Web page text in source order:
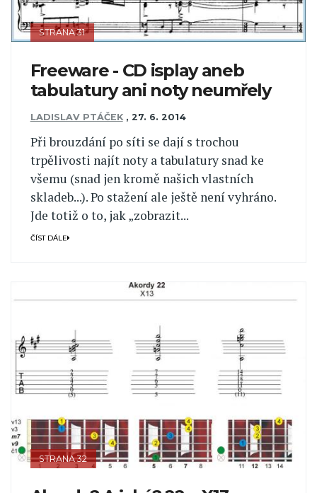
STRANA 31
Freeware - CD isplay aneb
tabulatury ani noty neumřely
LADISLAV PTÁČEK , 27. 6. 2014
Při brouzdání po síti se dají s trochou
trpělivosti najít noty a tabulatury snad ke
všemu (snad jen kromě našich vlastních
skladeb...). Po stažení ale ještě není vyhráno.
Jde totiž o to, jak „zobrazit...
ČÍST DÁLE
STRANA 32